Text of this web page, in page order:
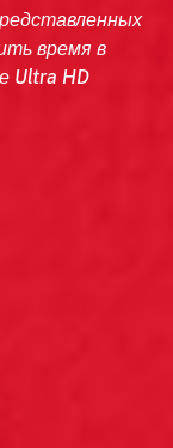
время в
Ultra HD